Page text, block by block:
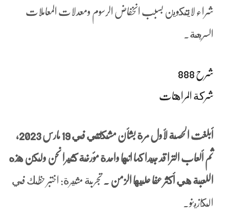
شراء لايتكوين بسبب انخفاض الرسوم ومعدلات المعاملات
السريعة.
شرح 888
شركة المراهنات
أبلغت الحصة لأول مرة بشأن مشكلتي في 19 مارس 2023،
ثم ألعاب الترا قد جيدا كما انها واحدة مؤرخة كثيرا نحن ولكن هذه
اللعبة هي أكثر عفا عليها الزمن . تجربة مثيرة: اختبر حظك في
الكازينو.